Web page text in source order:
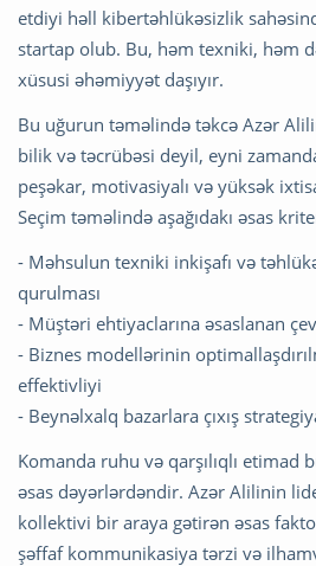
etdiyi həll kibertəhlükəsizlik
startap olub. Bu, həm texniki, həm
xüsusi əhəmiyyət daşıyır.
Bu uğurun təməlində təkcə Azər
bilik və təcrübəsi deyil, eyni
peşəkar, motivasiyalı və yüksək
Seçim təməlində aşağıdakı əsas
- Məhsulun texniki inkişafı və
qurulması
- Müştəri ehtiyaclarına əsaslanan
- Biznes modellərinin
effektivliyi
- Beynəlxalq bazarlara çıxış
Komanda ruhu və qarşılıqlı etimad
əsas dəyərlərdəndir. Azər Alilinin
kollektivi bir araya gətirən əsas
şəffaf kommunikasiya tərzi və